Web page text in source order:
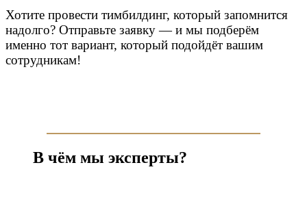
Хотите провести тимбилдинг, который запомнится
надолго? Отправьте заявку — и мы подберём
именно тот вариант, который подойдёт вашим
сотрудникам!
В чём мы эксперты?